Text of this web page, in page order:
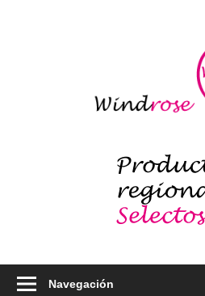
Navegación